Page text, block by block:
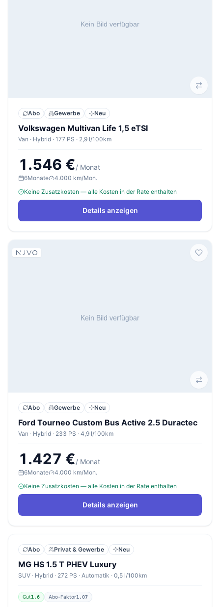
Abo Gewerbe Neu
Volkswagen Multivan Life 1,5 eTSI
Van · Hybrid · 177 PS · 2,9 l/100km
1.546 €/ Monat
6Monate
4.000 km/Mon.
Keine Zusatzkosten — alle Kosten in der Rate enthalten
Details anzeigen
Abo Gewerbe Neu
Ford Tourneo Custom Bus Active 2.5 Duractec
Van · Hybrid · 233 PS · 4,9 l/100km
1.427 €/ Monat
6Monate
4.000 km/Mon.
Keine Zusatzkosten — alle Kosten in der Rate enthalten
Details anzeigen
Abo Privat & Gewerbe Neu
MG HS 1.5 T PHEV Luxury
SUV · Hybrid · 272 PS · Automatik · 0,5 l/100km
Gut1,6 Abo-Faktor1,07